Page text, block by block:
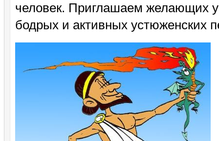
человек. Приглашаем желающих
бодрых и активных устюженских